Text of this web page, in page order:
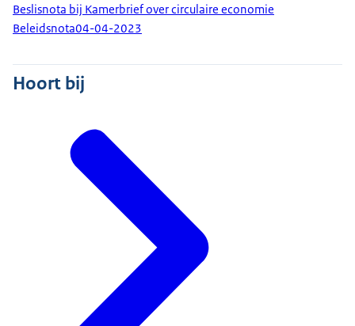
Beslisnota bij Kamerbrief over circulaire economie
Beleidsnota04-04-2023
Hoort bij